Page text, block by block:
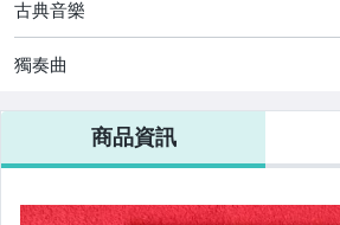
古典音樂
獨奏曲
商品資訊